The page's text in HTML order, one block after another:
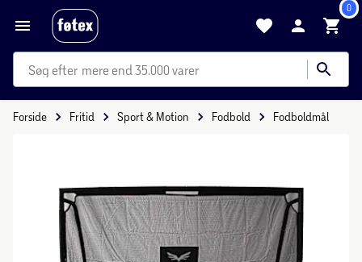
0
mere end 35.000 varer
Forside Fritid Sport & Motion Fodbold Fodboldmål